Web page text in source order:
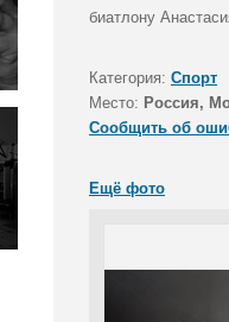
биатлону
Категория: Спорт
Место: Россия,
Сообщить об
Ещё фото